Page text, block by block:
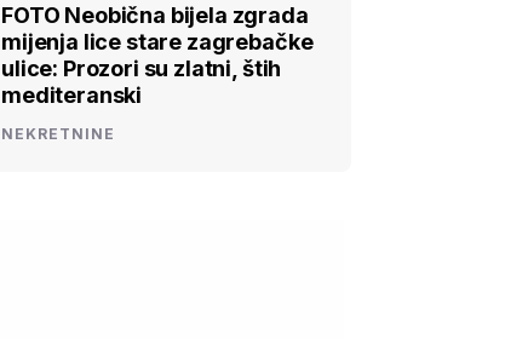
FOTO Neobična bijela zgrada
mijenja lice stare zagrebačke
ulice: Prozori su zlatni, štih
mediteranski
NEKRETNINE